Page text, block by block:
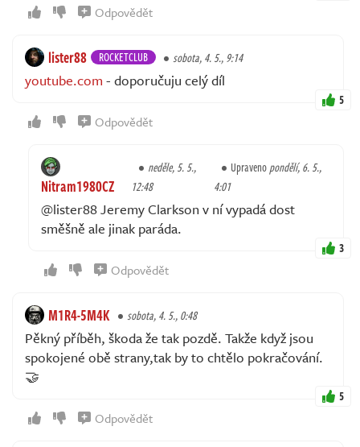
Odpovědět
lister88 ROCKETCLUB sobota, 4. 5., 9:14
youtube.com - doporučuju celý díl
5
Odpovědět
Nitram1980CZ
neděle, 5. 5.,
12:48
Upravenopondělí, 6. 5.,
4:01
@lister88 Jeremy Clarkson v ní vypadá dost
směšně ale jinak paráda.
3
Odpovědět
M1R4-5M4K sobota, 4. 5., 0:48
Pěkný příběh, škoda že tak pozdě. Takže když jsou
spokojené obě strany,tak by to chtělo pokračování.
🤝
5
Odpovědět